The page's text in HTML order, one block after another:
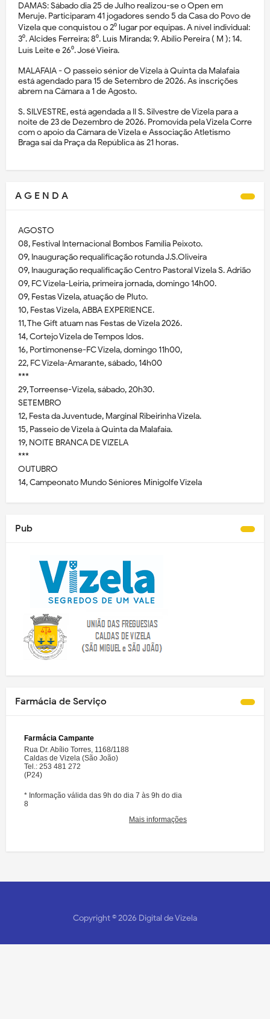
DAMAS: Sábado dia 25 de Julho realizou-se o Open em
Meruje. Participaram 41 jogadores sendo 5 da Casa do Povo de
Vizela que conquistou o 2⁰ lugar por equipas. A nível individual:
3⁰. Alcides Ferreira; 8⁰. Luís Miranda; 9. Abílio Pereira ( M ); 14.
Luís Leite e 26⁰. José Vieira.
MALAFAIA - O passeio sénior de Vizela à Quinta da Malafaia
está agendado para 15 de Setembro de 2026. As inscrições
abrem na Câmara a 1 de Agosto.
S. SILVESTRE, está agendada a II S. Silvestre de Vizela para a
noite de 23 de Dezembro de 2026. Promovida pela Vizela Corre
com o apoio da Câmara de Vizela e Associação Atletismo
Braga sai da Praça da República às 21 horas.
A G E N D A
AGOSTO
08, Festival Internacional Bombos Família Peixoto.
09, Inauguração requalificação rotunda J.S.Oliveira
09, Inauguração requalificação Centro Pastoral Vizela S. Adrião
09, FC Vizela-Leiria, primeira jornada, domingo 14h00.
09, Festas Vizela, atuação de Pluto.
10, Festas Vizela, ABBA EXPERIENCE.
11, The Gift atuam nas Festas de Vizela 2026.
14, Cortejo Vizela de Tempos Idos.
16, Portimonense-FC Vizela, domingo 11h00,
22, FC Vizela-Amarante, sábado, 14h00
***
29, Torreense-Vizela, sábado, 20h30.
SETEMBRO
12, Festa da Juventude, Marginal Ribeirinha Vizela.
15, Passeio de Vizela à Quinta da Malafaia.
19, NOITE BRANCA DE VIZELA
***
OUTUBRO
14, Campeonato Mundo Séniores Minigolfe Vizela
Pub
Farmácia de Serviço
Copyright ©2026 Digital de Vizela